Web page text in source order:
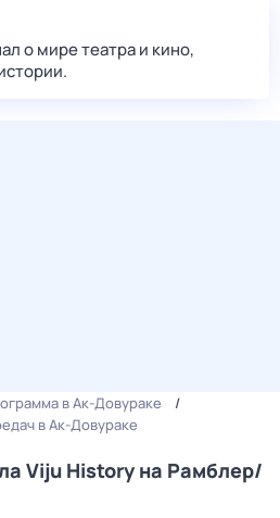
о мире театра и кино,
в Ак-Довураке
в Ак-Довураке
Viju History на Рамблер/